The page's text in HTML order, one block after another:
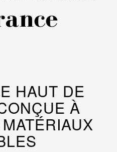
HAUT DE
À